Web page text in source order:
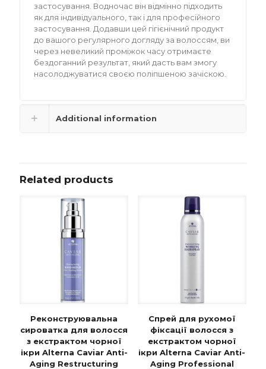
застосування. Водночас він відмінно підходить
як для індивідуального, так і для професійного
застосування. Додавши цей гігієнічний продукт
до вашого регулярного догляду за волоссям, ви
через невеликий проміжок часу отримаєте
бездоганний результат, який дасть вам змогу
насолоджуватися своєю поліпшеною зачіскою.
Additional information
Related products
Реконструювальна
сироватка для волосся
з екстрактом чорної
ікри Alterna Caviar Anti-
Aging Restructuring
Спрей для рухомої
фіксації волосся з
екстрактом чорної
ікри Alterna Caviar Anti-
Aging Professional